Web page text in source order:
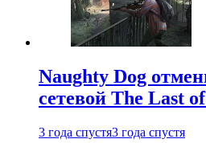
Naughty Dog
сетевой The Last
3 года спустя3 года спустя